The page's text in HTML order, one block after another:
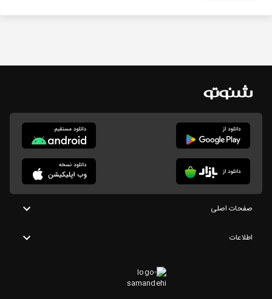
صفحات اصلی
اطلاعات